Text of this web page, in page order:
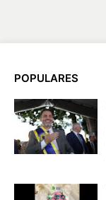
POPULARES